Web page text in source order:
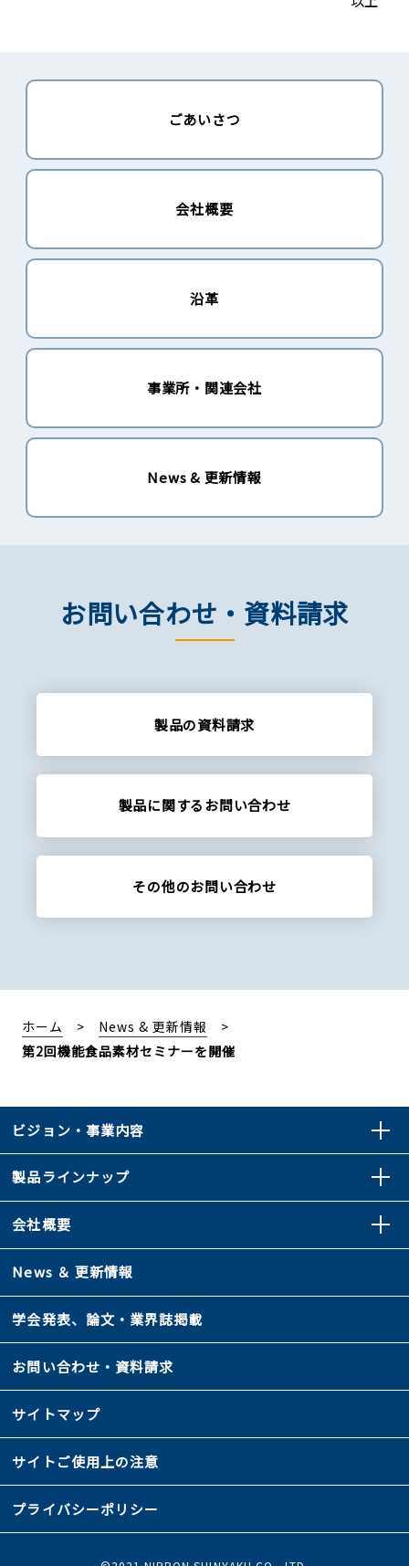
ごあいさつ
会社概要
沿革
事業所・関連会社
News & 更新情報
お問い合わせ・資料請求
製品の資料請求
製品に関するお問い合わせ
その他のお問い合わせ
ホーム
News & 更新情報
第2回機能食品素材セミナーを開催
ビジョン・事業内容
製品ラインナップ
会社概要
News ＆ 更新情報
学会発表、論文・業界誌掲載
お問い合わせ・資料請求
サイトマップ
サイトご使用上の注意
プライバシーポリシー